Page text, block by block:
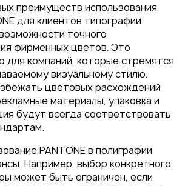
преимуществ использования
для клиентов типографии
точного
фирменных цветов. Это
для компаний, которые стремятся
визуальному стилю.
цветовых расхождений
материалы, упаковка и
будут всегда соответствовать
PANTONE в полиграфии
Например, выбор конкретного
может быть ограничен, если